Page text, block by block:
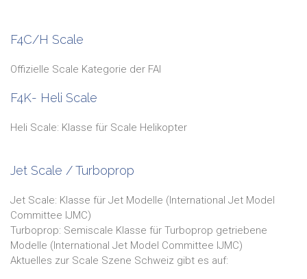
F4C/H Scale
Offizielle Scale Kategorie der FAI
F4K- Heli Scale
Heli Scale: Klasse für Scale Helikopter
Jet Scale / Turboprop
Jet Scale: Klasse für Jet Modelle (International Jet Model
Committee IJMC)
Turboprop: Semiscale Klasse für Turboprop getriebene
Modelle (International Jet Model Committee IJMC)
Aktuelles zur Scale Szene Schweiz gibt es auf: